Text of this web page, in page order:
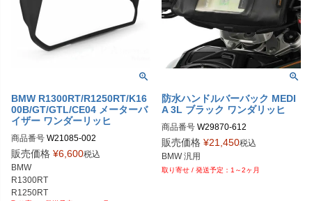
BMW R1300RT/R1250RT/K16
00B/GT/GTL/CE04 メーターバ
イザー ワンダーリッヒ
商品番号 W21085-002
販売価格 ¥6,600税込
BMW
R1300RT
R1250RT
防水ハンドルバーバック MEDI
A 3L ブラック ワンダリッヒ
商品番号 W29870-612
販売価格 ¥21,450税込
BMW 汎用
1～2ヶ月